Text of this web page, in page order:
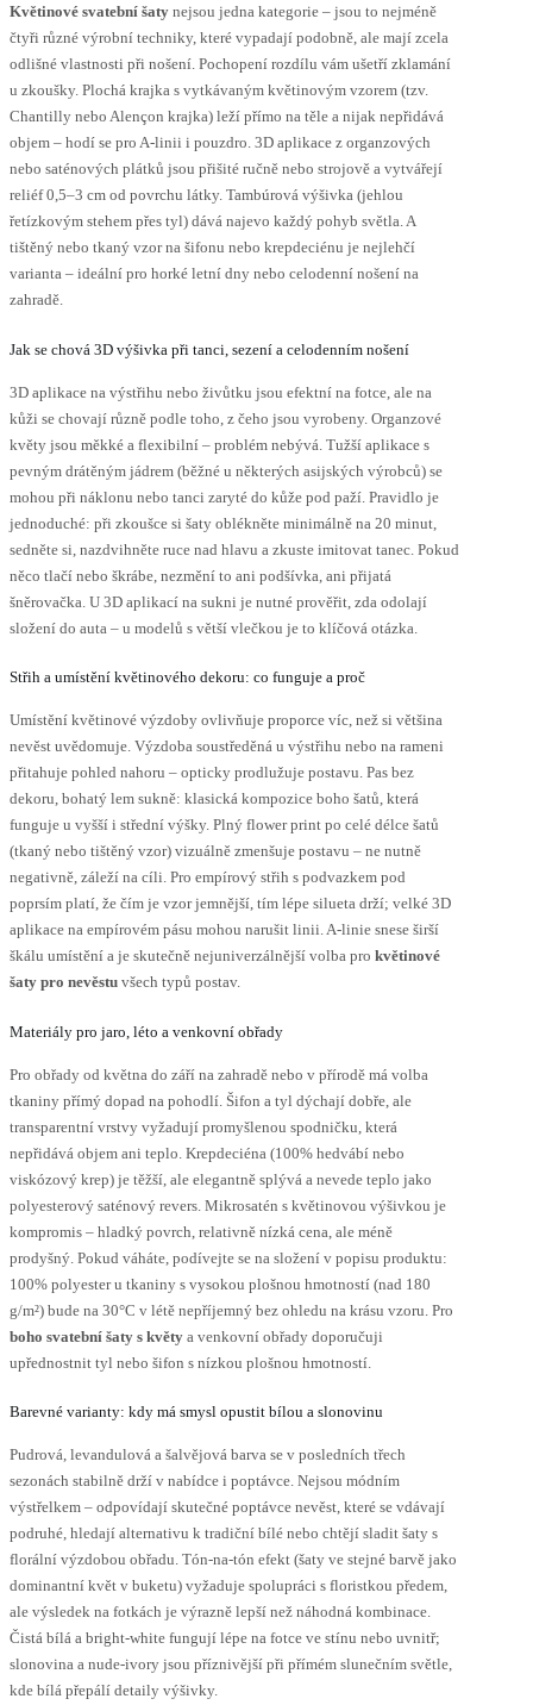
vybrat
na
stránce
produktu
Květinové svatební šaty nejsou jedna kategorie – jsou to nejméně
čtyři různé výrobní techniky, které vypadají podobně, ale mají zcela
odlišné vlastnosti při nošení. Pochopení rozdílu vám ušetří zklamání
u zkoušky. Plochá krajka s vytkávaným květinovým vzorem (tzv.
Chantilly nebo Alençon krajka) leží přímo na těle a nijak nepřidává
objem – hodí se pro A-linii i pouzdro. 3D aplikace z organzových
nebo saténových plátků jsou přišité ručně nebo strojově a vytvářejí
reliéf 0,5–3 cm od povrchu látky. Tambúrová výšivka (jehlou
řetízkovým stehem přes tyl) dává najevo každý pohyb světla. A
tištěný nebo tkaný vzor na šifonu nebo krepdeciénu je nejlehčí
varianta – ideální pro horké letní dny nebo celodenní nošení na
zahradě.
Jak se chová 3D výšivka při tanci, sezení a celodenním nošení
3D aplikace na výstřihu nebo živůtku jsou efektní na fotce, ale na
kůži se chovají různě podle toho, z čeho jsou vyrobeny. Organzové
květy jsou měkké a flexibilní – problém nebývá. Tužší aplikace s
pevným drátěným jádrem (běžné u některých asijských výrobců) se
mohou při náklonu nebo tanci zaryté do kůže pod paží. Pravidlo je
jednoduché: při zkoušce si šaty oblékněte minimálně na 20 minut,
sedněte si, nazdvihněte ruce nad hlavu a zkuste imitovat tanec. Pokud
něco tlačí nebo škrábe, nezmění to ani podšívka, ani přijatá
šněrovačka. U 3D aplikací na sukni je nutné prověřit, zda odolají
složení do auta – u modelů s větší vlečkou je to klíčová otázka.
Střih a umístění květinového dekoru: co funguje a proč
Umístění květinové výzdoby ovlivňuje proporce víc, než si většina
nevěst uvědomuje. Výzdoba soustředěná u výstřihu nebo na rameni
přitahuje pohled nahoru – opticky prodlužuje postavu. Pas bez
dekoru, bohatý lem sukně: klasická kompozice boho šatů, která
funguje u vyšší i střední výšky. Plný flower print po celé délce šatů
(tkaný nebo tištěný vzor) vizuálně zmenšuje postavu – ne nutně
negativně, záleží na cíli. Pro empírový střih s podvazkem pod
poprsím platí, že čím je vzor jemnější, tím lépe silueta drží; velké 3D
aplikace na empírovém pásu mohou narušit linii. A-linie snese širší
škálu umístění a je skutečně nejuniverzálnější volba pro květinové
šaty pro nevěstu všech typů postav.
Materiály pro jaro, léto a venkovní obřady
Pro obřady od května do září na zahradě nebo v přírodě má volba
tkaniny přímý dopad na pohodlí. Šifon a tyl dýchají dobře, ale
transparentní vrstvy vyžadují promyšlenou spodničku, která
nepřidává objem ani teplo. Krepdeciéna (100% hedvábí nebo
viskózový krep) je těžší, ale elegantně splývá a nevede teplo jako
polyesterový saténový revers. Mikrosatén s květinovou výšivkou je
kompromis – hladký povrch, relativně nízká cena, ale méně
prodyšný. Pokud váháte, podívejte se na složení v popisu produktu:
100% polyester u tkaniny s vysokou plošnou hmotností (nad 180
g/m²) bude na 30°C v létě nepříjemný bez ohledu na krásu vzoru. Pro
boho svatební šaty s květy a venkovní obřady doporučuji
upřednostnit tyl nebo šifon s nízkou plošnou hmotností.
Barevné varianty: kdy má smysl opustit bílou a slonovinu
Pudrová, levandulová a šalvějová barva se v posledních třech
sezonách stabilně drží v nabídce i poptávce. Nejsou módním
výstřelkem – odpovídají skutečné poptávce nevěst, které se vdávají
podruhé, hledají alternativu k tradiční bílé nebo chtějí sladit šaty s
florální výzdobou obřadu. Tón-na-tón efekt (šaty ve stejné barvě jako
dominantní květ v buketu) vyžaduje spolupráci s floristkou předem,
ale výsledek na fotkách je výrazně lepší než náhodná kombinace.
Čistá bílá a bright-white fungují lépe na fotce ve stínu nebo uvnitř;
slonovina a nude-ivory jsou příznivější při přímém slunečním světle,
kde bílá přepálí detaily výšivky.